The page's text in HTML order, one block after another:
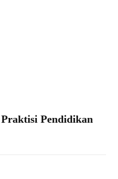
Pendidikan